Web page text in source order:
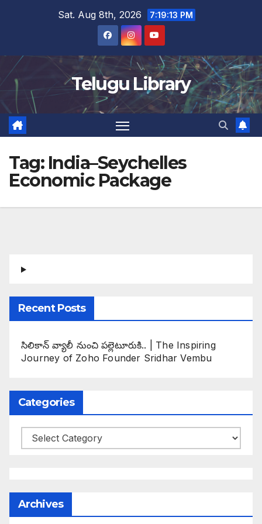
Sat. Aug 8th, 2026 7:19:14 PM
Telugu Library
Tag: India–Seychelles
Economic Package
Recent Posts
సిలికాన్ వ్యాలీ నుంచి పల్లెటూరుకి.. | The Inspiring
Journey of Zoho Founder Sridhar Vembu
Categories
Categories
Archives